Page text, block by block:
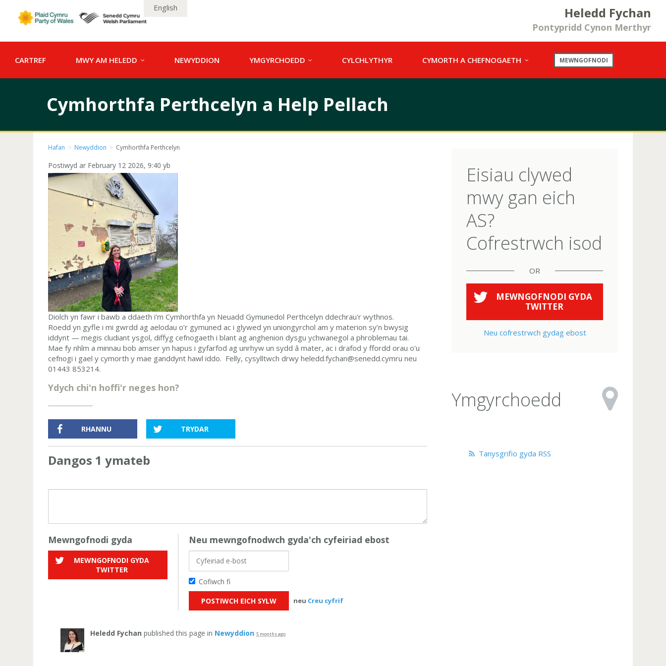
Heledd Fychan
Pontypridd Cynon Merthyr
English
CARTREF MWY AM HELEDD NEWYDDION YMGYRCHOEDD CYLCHLYTHYR CYMORTH A CHEFNOGAETH MEWNGOFNODI
Cymhorthfa Perthcelyn a Help Pellach
Hafan > Newyddion > Cymhorthfa Perthcelyn
Postiwyd ar February 12 2026, 9:40 yb
Diolch yn fawr i bawb a ddaeth i’m Cymhorthfa yn Neuadd Gymunedol Perthcelyn ddechrau'r wythnos.
Roedd yn gyfle i mi gwrdd ag aelodau o’r gymuned ac i glywed yn uniongyrchol am y materion sy’n bwysig
iddynt — megis cludiant ysgol, diffyg cefnogaeth i blant ag anghenion dysgu ychwanegol a phroblemau tai.
Mae fy nhîm a minnau bob amser yn hapus i gyfarfod ag unrhyw un sydd â mater, ac i drafod y ffordd orau o’u
cefnogi i gael y cymorth y mae ganddynt hawl iddo. Felly, cysylltwch drwyheledd.fychan@senedd.cymru neu
01443 853214.
Ydych chi'n hoffi'r neges hon?
RHANNU TRYDAR
Dangos 1 ymateb
Mewngofnodi gyda
MEWNGOFNODI GYDA
TWITTER
Neu mewngofnodwch gyda'ch cyfeiriad ebost
Cofiwch fi
neu Creu cyfrif
Heledd Fychan published this page in Newyddion 5 months ago
Eisiau clywed
mwy gan eich
AS?
Cofrestrwch isod
OR
MEWNGOFNODI GYDA
TWITTER
Neu cofrestrwch gydag ebost
Ymgyrchoedd
Tanysgrifio gyda RSS